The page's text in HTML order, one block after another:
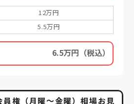
12万円
5.5万円
6.5万円 （税込）
権（月曜～金曜）相場お見